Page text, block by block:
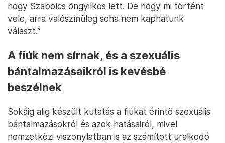
hogy Szabolcs öngyilkos lett. De hogy mi történt
vele, arra valószínűleg soha nem kaphatunk
választ.”
A fiúk nem sírnak, és a szexuális
bántalmazásaikról is kevésbé
beszélnek
Sokáig alig készült kutatás a fiúkat érintő szexuális
bántalmazásokról és azok hatásairól, mivel
nemzetközi viszonylatban is az számított uralkodó